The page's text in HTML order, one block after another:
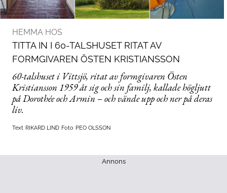
Mer
HEMMA HOS
TITTA IN I 60-TALSHUSET RITAT AV
FORMGIVAREN ÖSTEN KRISTIANSSON
60-talshuset i Vittsjö, ritat av formgivaren Östen
Kristiansson 1959 åt sig och sin familj, kallade högljutt
på Dorothée och Armin – och vände upp och ner på deras
liv.
Text RIKARD LIND Foto PEO OLSSON
Annons